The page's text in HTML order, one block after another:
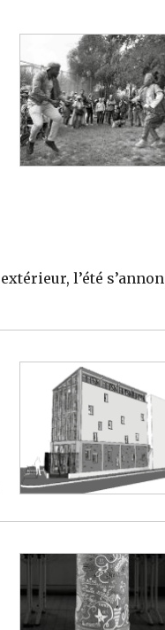
l’été